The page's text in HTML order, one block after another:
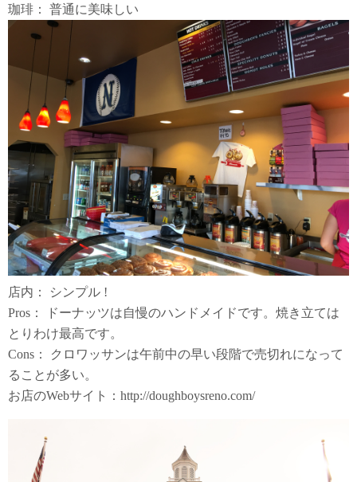
珈琲： 普通に美味しい
店内： シンプル !
Pros： ドーナッツは自慢のハンドメイドです。焼き立ては
とりわけ最高です。
Cons： クロワッサンは午前中の早い段階で売切れになって
ることが多い。
お店のWebサイト：http://doughboysreno.com/